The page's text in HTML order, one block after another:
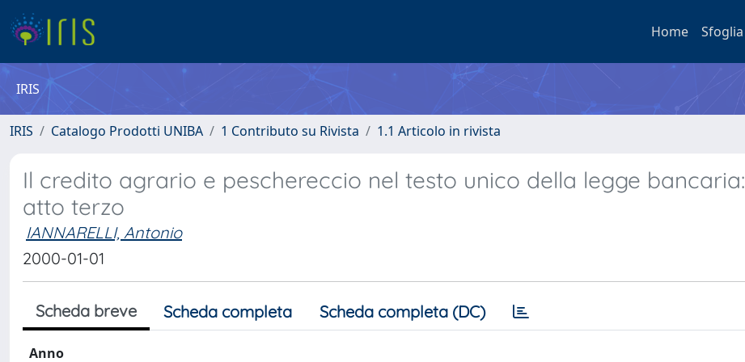
Home Sfoglia
IRIS
IRIS Catalogo Prodotti UNIBA 1 Contributo su Rivista 1.1 Articolo in rivista
Il credito agrario e peschereccio nel testo unico della legge bancaria:
atto terzo
IANNARELLI, Antonio
2000-01-01
Scheda breve Scheda completa Scheda completa (DC)
Anno